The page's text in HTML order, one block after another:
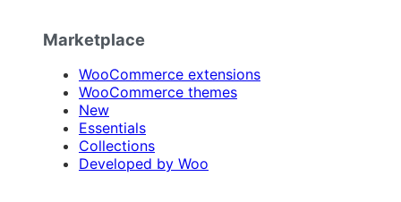
Marketplace
WooCommerce extensions
WooCommerce themes
New
Essentials
Collections
Developed by Woo